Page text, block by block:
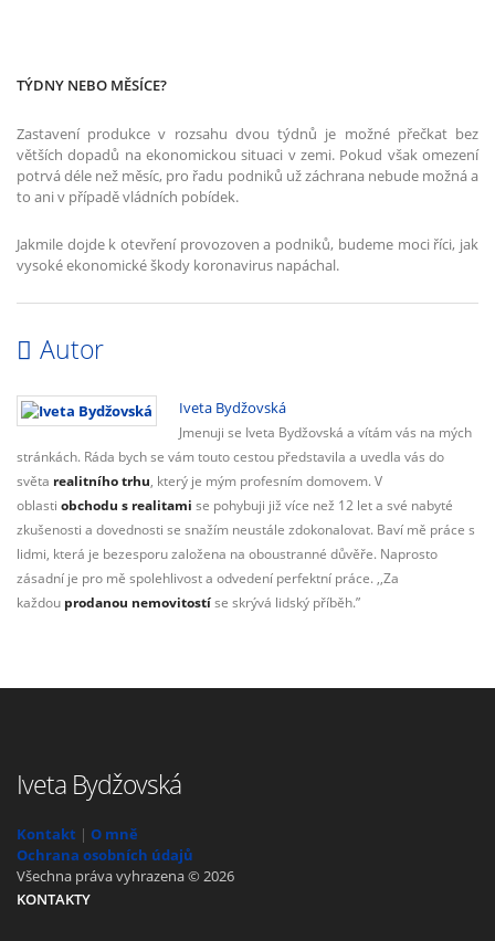
TÝDNY NEBO MĚSÍCE?
Zastavení produkce v rozsahu dvou týdnů je možné přečkat bez
větších dopadů na ekonomickou situaci v zemi. Pokud však omezení
potrvá déle než měsíc, pro řadu podniků už záchrana nebude možná a
to ani v případě vládních pobídek.
Jakmile dojde k otevření provozoven a podniků, budeme moci říci, jak
vysoké ekonomické škody koronavirus napáchal.
Autor
Iveta Bydžovská
Jmenuji se Iveta Bydžovská a vítám vás na mých
stránkách. Ráda bych se vám touto cestou představila a uvedla vás do
světa realitního trhu , který je mým profesním domovem. V
oblasti obchodu s realitami se pohybuji již více než 12 let a své nabyté
zkušenosti a dovednosti se snažím neustále zdokonalovat. Baví mě práce s
lidmi, která je bezesporu založena na oboustranné důvěře. Naprosto
zásadní je pro mě spolehlivost a odvedení perfektní práce. ,,Za
každou prodanou nemovitostí se skrývá lidský příběh.”
Iveta Bydžovská
Kontakt | O mně
Ochrana osobních údajů
Všechna práva vyhrazena © 2026
KONTAKTY